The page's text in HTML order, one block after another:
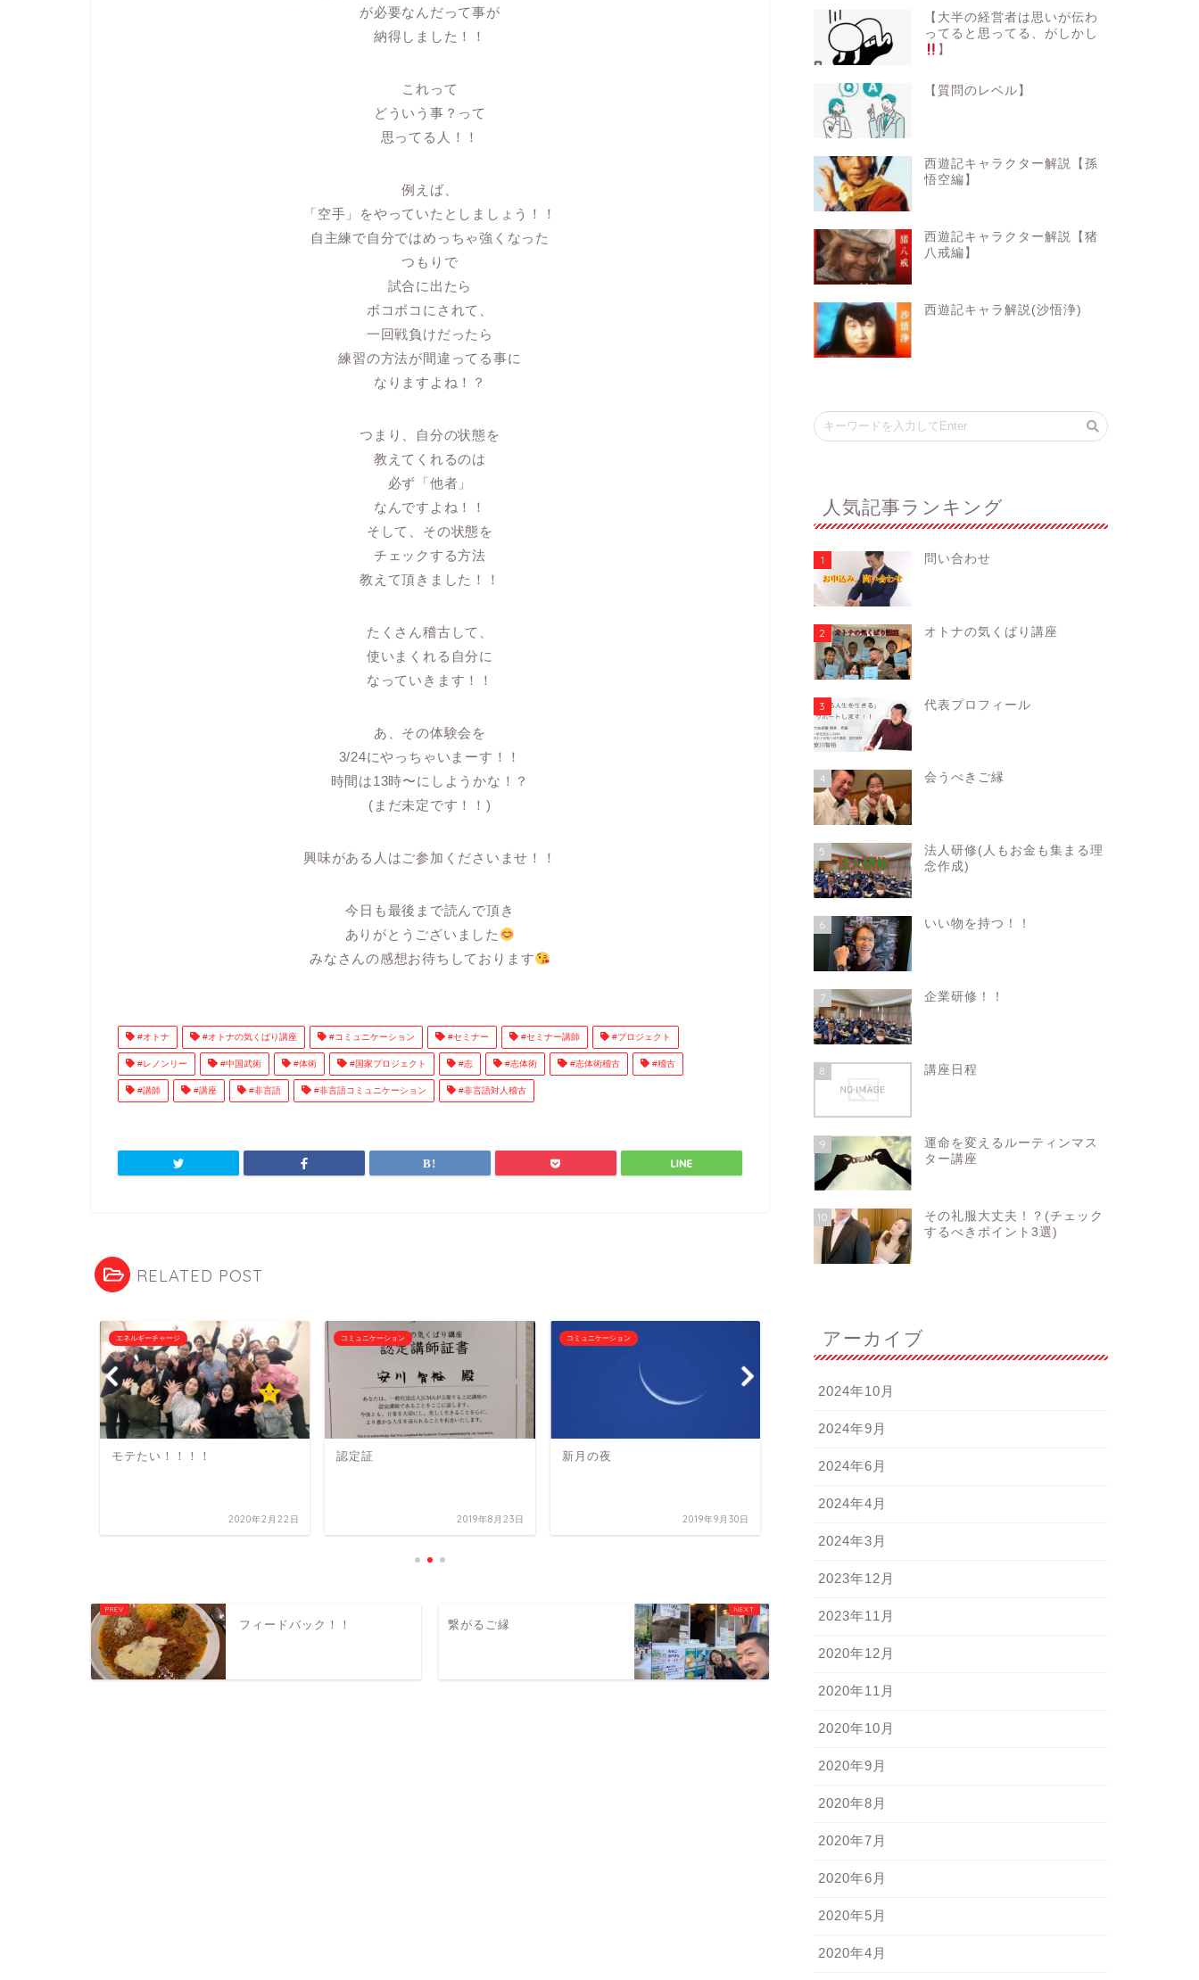
が必要なんだって事が
納得しました！！
これって
どういう事？って
思ってる人！！
例えば、
「空手」をやっていたとしましょう！！
自主練で自分ではめっちゃ強くなった
つもりで
試合に出たら
ボコボコにされて、
一回戦負けだったら
練習の方法が間違ってる事に
なりますよね！？
つまり、自分の状態を
教えてくれるのは
必ず「他者」
なんですよね！！
そして、その状態を
チェックする方法
教えて頂きました！！
たくさん稽古して、
使いまくれる自分に
なっていきます！！
あ、その体験会を
3/24にやっちゃいまーす！！
時間は13時〜にしようかな！？
(まだ未定です！！)
興味がある人はご参加くださいませ！！
今日も最後まで読んで頂き
ありがとうございました
みなさんの感想お待ちしております
#オトナ #オトナの気くばり講座 #コミュニケーション #セミナー #セミナー講師 #プロジェクト
#レノンリー #中国武術 #体術 #国家プロジェクト #志 #志体術 #志体術稽古 #稽古
#講師 #講座 #非言語 #非言語コミュニケーション #非言語対人稽古
RELATED POST
エネルギーチャージ
モテたい！！！！
2020年2月22日
コミュニケーション
認定証
2019年8月23日
コミュニケーション
新月の夜
2019年9月30日
エネルギーチャージ
フィードバック！！ 繋がるご縁
【大半の経営者は思いが伝わ
ってると思ってる、がしかし
】
【質問のレベル】
西遊記キャラクター解説【孫
悟空編】
西遊記キャラクター解説【猪
八戒編】
西遊記キャラ解説(沙悟浄)
人気記事ランキング
1 問い合わせ
2 オトナの気くばり講座
3 代表プロフィール
4 会うべきご縁
5
法人研修(人もお金も集まる理
念作成)
6 いい物を持つ！！
7 企業研修！！
8 講座日程
9
運命を変えるルーティンマス
ター講座
10
その礼服大丈夫！？(チェック
するべきポイント3選)
アーカイブ
2024年10月
2024年9月
2024年6月
2024年4月
2024年3月
2023年12月
2023年11月
2020年12月
2020年11月
2020年10月
2020年9月
2020年8月
2020年7月
2020年6月
2020年5月
2020年4月